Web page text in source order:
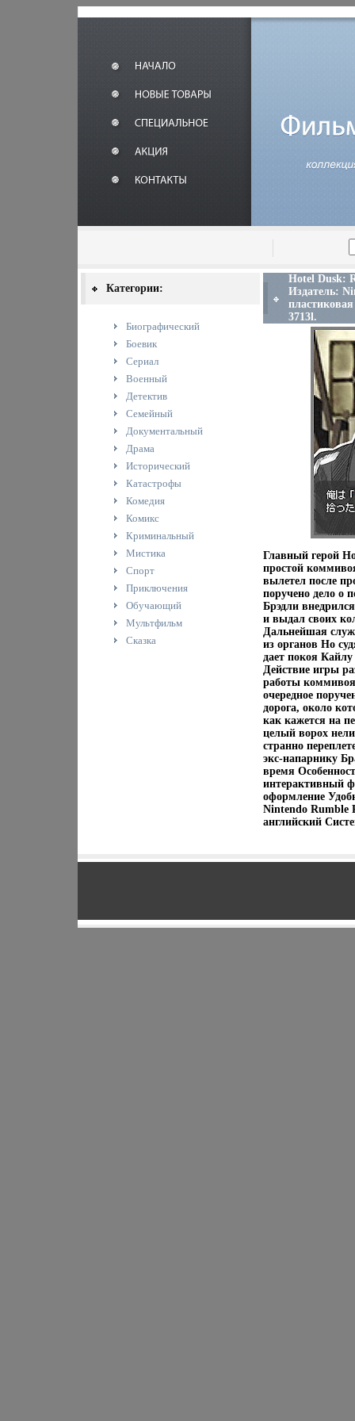
Категории:
Биографический
Боевик
Сериал
Военный
Детектив
Семейный
Документальный
Драма
Исторический
Катастрофы
Комедия
Комикс
Криминальный
Мистика
Спорт
Приключения
Обучающий
Мультфильм
Сказка
Hotel Dusk:
Издатель:
3713l.
Главный герой
простой
вылетел после
поручено дело о
Брэдли
и выдал своих
Дальнейшая
из органов Но
дает покоя
Действие игры
работы
очередное
дорога, около
как кажется на
целый ворох
странно
экс-напарнику
время
интерактивный
оформление
Nintendo Rumble
английский